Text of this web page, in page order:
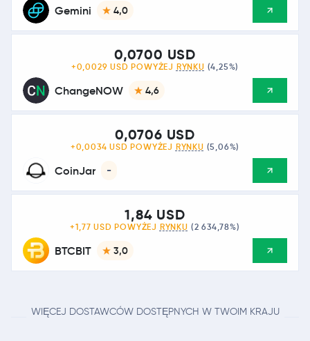
Gemini 4,0
ChangeNOW 4,6
0,0700 USD
+0,0029 USD POWYŻEJ RYNKU (4,25%)
CoinJar -
0,0706 USD
+0,0034 USD POWYŻEJ RYNKU (5,06%)
BTCBIT 3,0
1,84 USD
+1,77 USD POWYŻEJ RYNKU (2 634,78%)
WIĘCEJ DOSTAWCÓW DOSTĘPNYCH W TWOIM KRAJU